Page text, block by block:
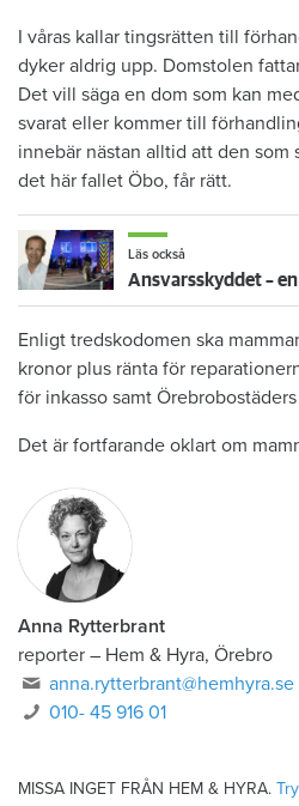
I våras kallar tingsrätten till
dyker aldrig upp. Domstolen
Det vill säga en dom som kan
svarat eller kommer till
innebär nästan alltid att den som
det här fallet Öbo, får rätt.
Läs också
Enligt tredskodomen ska
kronor plus ränta för
för inkasso samt
Det är fortfarande oklart om
Anna Rytterbrant
reporter – Hem & Hyra, Örebro
anna.rytterbrant@hemhyra.se
010- 45 916 01
MISSA INGET FRÅN HEM & HYRA.